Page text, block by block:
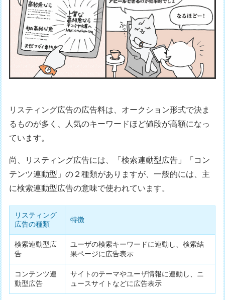
リスティング広告の広告料は、オークション形式で決ま
るものが多く、人気のキーワードほど値段が高額になっ
ています。
尚、リスティング広告には、「検索連動型広告」「コン
テンツ連動型」の２種類がありますが、一般的には、主
に検索連動型広告の意味で使われています。
リスティング
広告の種類
特徴
検索連動型広
告
ユーザの検索キーワードに連動し、検索結
果ページに広告表示
コンテンツ連
動型広告
サイトのテーマやユーザ情報に連動し、ニ
ュースサイトなどに広告表示